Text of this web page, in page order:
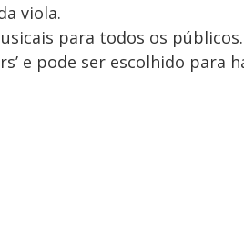
viola.
para todos os
e pode ser escolhido para